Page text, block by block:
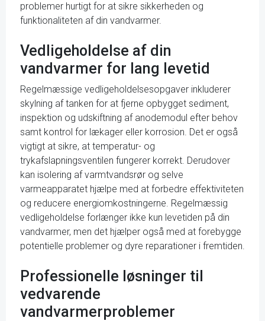
problemer hurtigt for at sikre sikkerheden og
funktionaliteten af din vandvarmer.
Vedligeholdelse af din
vandvarmer for lang levetid
Regelmæssige vedligeholdelsesopgaver inkluderer
skylning af tanken for at fjerne opbygget sediment,
inspektion og udskiftning af anodemodul efter behov
samt kontrol for lækager eller korrosion. Det er også
vigtigt at sikre, at temperatur- og
trykafslapningsventilen fungerer korrekt. Derudover
kan isolering af varmtvandsrør og selve
varmeapparatet hjælpe med at forbedre effektiviteten
og reducere energiomkostningerne. Regelmæssig
vedligeholdelse forlænger ikke kun levetiden på din
vandvarmer, men det hjælper også med at forebygge
potentielle problemer og dyre reparationer i fremtiden.
Professionelle løsninger til
vedvarende
vandvarmerproblemer